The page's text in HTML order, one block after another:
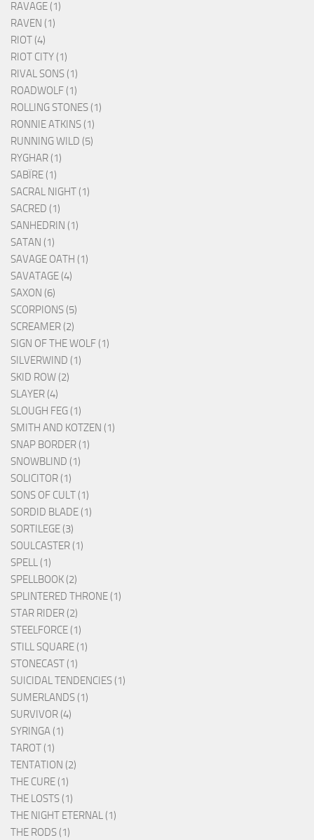
RAVAGE (1)
RAVEN (1)
RIOT (4)
RIOT CITY (1)
RIVAL SONS (1)
ROADWOLF (1)
ROLLING STONES (1)
RONNIE ATKINS (1)
RUNNING WILD (5)
RYGHAR (1)
SABÏRE (1)
SACRAL NIGHT (1)
SACRED (1)
SANHEDRIN (1)
SATAN (1)
SAVAGE OATH (1)
SAVATAGE (4)
SAXON (6)
SCORPIONS (5)
SCREAMER (2)
SIGN OF THE WOLF (1)
SILVERWIND (1)
SKID ROW (2)
SLAYER (4)
SLOUGH FEG (1)
SMITH AND KOTZEN (1)
SNAP BORDER (1)
SNOWBLIND (1)
SOLICITOR (1)
SONS OF CULT (1)
SORDID BLADE (1)
SORTILEGE (3)
SOULCASTER (1)
SPELL (1)
SPELLBOOK (2)
SPLINTERED THRONE (1)
STAR RIDER (2)
STEELFORCE (1)
STILL SQUARE (1)
STONECAST (1)
SUICIDAL TENDENCIES (1)
SUMERLANDS (1)
SURVIVOR (4)
SYRINGA (1)
TAROT (1)
TENTATION (2)
THE CURE (1)
THE LOSTS (1)
THE NIGHT ETERNAL (1)
THE RODS (1)